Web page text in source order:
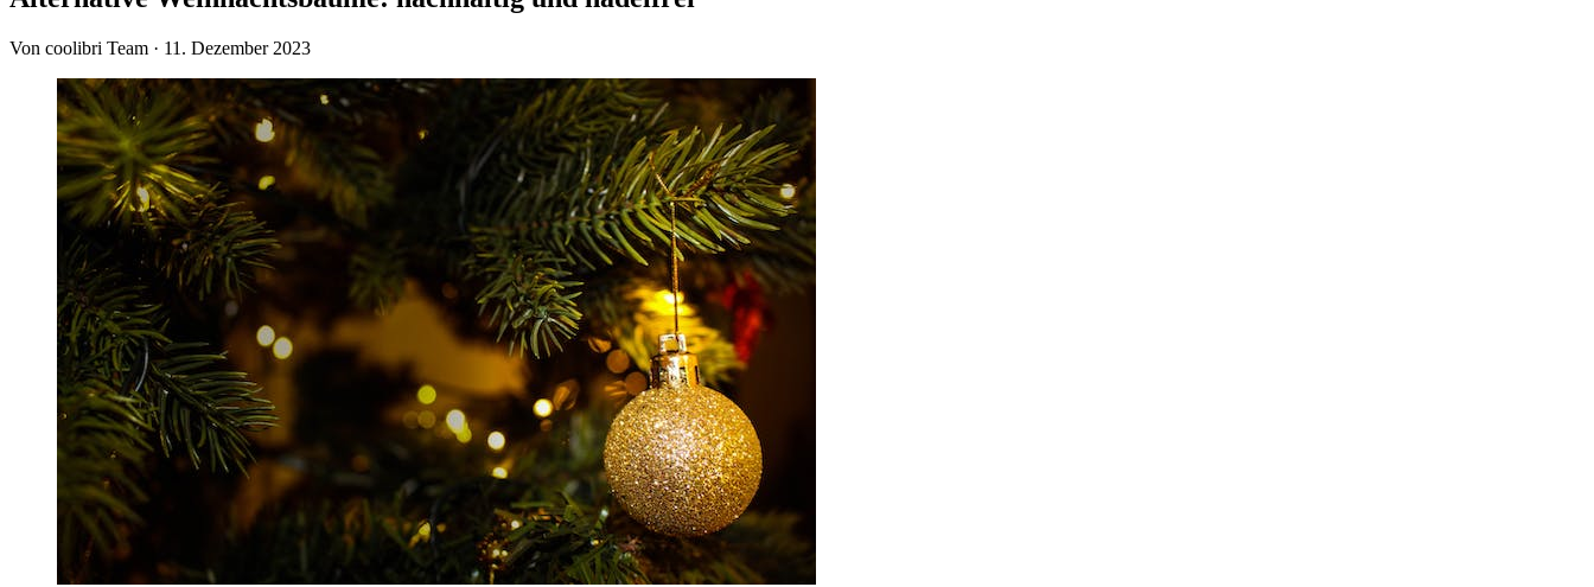
Von coolibri Team · 11. Dezember 2023